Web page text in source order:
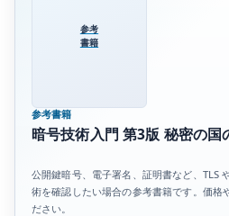
参考
書籍
参考書籍
暗号技術入門 第3版 秘密の国
公開鍵暗号、電子署名、証明書など、TLS
術を確認したい場合の参考書籍です。価格
ださい。